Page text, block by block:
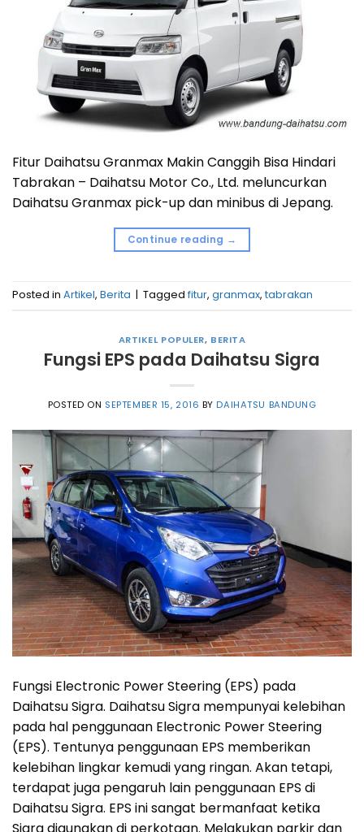
Fitur Daihatsu Granmax Makin Canggih Bisa Hindari
Tabrakan – Daihatsu Motor Co., Ltd. meluncurkan
Daihatsu Granmax pick-up dan minibus di Jepang.
Continue reading →
Posted in Artikel, Berita | Tagged fitur, granmax, tabrakan
ARTIKEL POPULER, BERITA
Fungsi EPS pada Daihatsu Sigra
POSTED ON SEPTEMBER 15, 2016 BYDAIHATSU BANDUNG
Fungsi Electronic Power Steering (EPS) pada
Daihatsu Sigra. Daihatsu Sigra mempunyai kelebihan
pada hal penggunaan Electronic Power Steering
(EPS). Tentunya penggunaan EPS memberikan
kelebihan lingkar kemudi yang ringan. Akan tetapi,
terdapat juga pengaruh lain penggunaan EPS di
Daihatsu Sigra. EPS ini sangat bermanfaat ketika